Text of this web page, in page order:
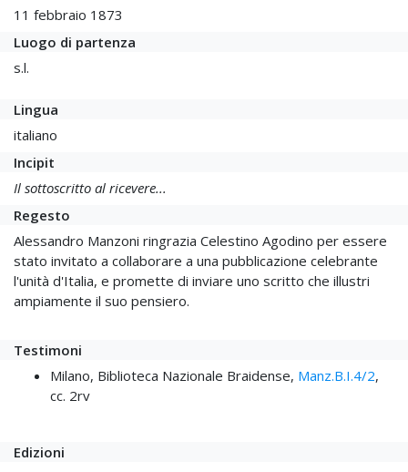
11 febbraio 1873
Luogo di partenza
s.l.
Lingua
italiano
Incipit
Il sottoscritto al ricevere...
Regesto
Alessandro Manzoni ringrazia Celestino Agodino per essere
stato invitato a collaborare a una pubblicazione celebrante
l'unità d'Italia, e promette di inviare uno scritto che illustri
ampiamente il suo pensiero.
Testimoni
Milano, Biblioteca Nazionale Braidense, Manz.B.I.4/2,
cc. 2rv
Edizioni